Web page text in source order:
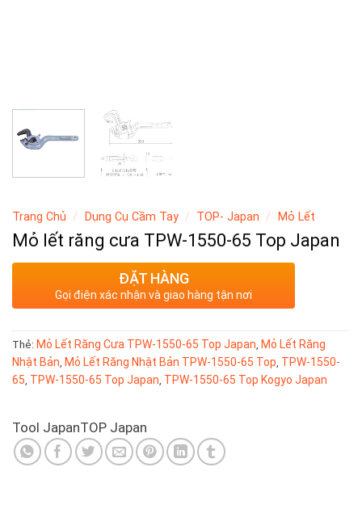
Trang Chủ / Dụng Cụ Cầm Tay / TOP- Japan / Mỏ Lết
Mỏ lết răng cưa TPW-1550-65 Top Japan
ĐẶT HÀNG
Gọi điện xác nhận và giao hàng tận nơi
Thẻ: Mỏ Lết Răng Cưa TPW-1550-65 Top Japan Mỏ Lết Răng
Nhật Bản Mỏ Lết Răng Nhật Bản TPW-1550-65 Top TPW-1550-
65 TPW-1550-65 Top Japan TPW-1550-65 Top Kogyo Japan
Tool JapanTOP Japan